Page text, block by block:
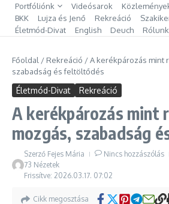
Ugrás a tartalomhoz
Portfóliónk Videósarok
BKK
Lujza és Jenő Rekreáció
Életmód-Divat
English Deuch Rólunk
Főoldal / Rekreáció /A kerékpározás mint
szabadság és feltöltődés
Életmód-Divat Rekreáció
A kerékpározás mint
mozgás, szabadság
Szerző Fejes Mária Nincs hozzászólás
73 Nézetek
Frissítve: 2026.03.17. 07:02
Cikk megosztása